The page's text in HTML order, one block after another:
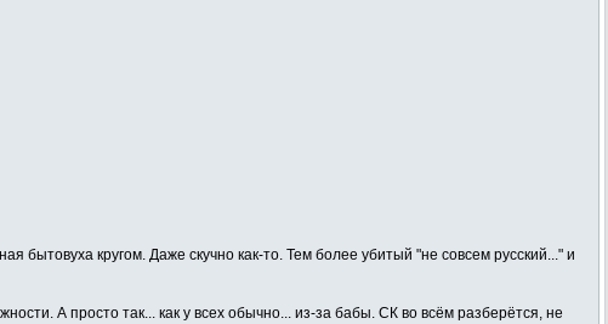
бытовуха кругом. Даже скучно как-то. Тем более убитый "не совсем русский..." и
А просто так... как у всех обычно... из-за бабы. СК во всём разберётся, не